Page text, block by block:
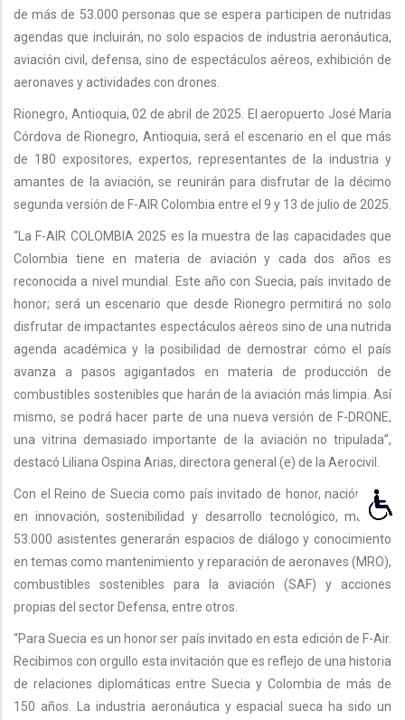
de más de 53.000 personas que se espera participen de nutridas
agendas que incluirán, no solo espacios de industria aeronáutica,
aviación civil, defensa, sino de espectáculos aéreos, exhibición de
aeronaves y actividades con drones.
Rionegro, Antioquia, 02 de abril de 2025. El aeropuerto José María
Córdova de Rionegro, Antioquia, será el escenario en el que más
de 180 expositores, expertos, representantes de la industria y
amantes de la aviación, se reunirán para disfrutar de la décimo
segunda versión de F-AIR Colombia entre el 9 y 13 de julio de 2025.
“La F-AIR COLOMBIA 2025 es la muestra de las capacidades que
Colombia tiene en materia de aviación y cada dos años es
reconocida a nivel mundial. Este año con Suecia, país invitado de
honor; será un escenario que desde Rionegro permitirá no solo
disfrutar de impactantes espectáculos aéreos sino de una nutrida
agenda académica y la posibilidad de demostrar cómo el país
avanza a pasos agigantados en materia de producción de
combustibles sostenibles que harán de la aviación más limpia. Así
mismo, se podrá hacer parte de una nueva versión de F-DRONE,
una vitrina demasiado importante de la aviación no tripulada”,
destacó Liliana Ospina Arias, directora general (e) de la Aerocivil.
Con el Reino de Suecia como país invitado de honor, nación líder
en innovación, sostenibilidad y desarrollo tecnológico, más de
53.000 asistentes generarán espacios de diálogo y conocimiento
en temas como mantenimiento y reparación de aeronaves (MRO),
combustibles sostenibles para la aviación (SAF) y acciones
propias del sector Defensa, entre otros.
“Para Suecia es un honor ser país invitado en esta edición de F-Air.
Recibimos con orgullo esta invitación que es reflejo de una historia
de relaciones diplomáticas entre Suecia y Colombia de más de
150 años. La industria aeronáutica y espacial sueca ha sido un